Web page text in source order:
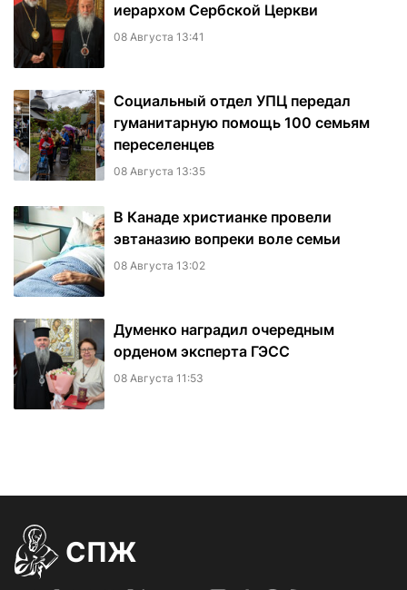
иерархом Сербской Церкви
08 Августа 13:41
Социальный отдел УПЦ передал
гуманитарную помощь 100 семьям
переселенцев
08 Августа 13:35
В Канаде христианке провели
эвтаназию вопреки воле семьи
08 Августа 13:02
Думенко наградил очередным
орденом эксперта ГЭСС
08 Августа 11:53
СПЖ